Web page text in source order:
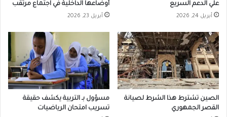
علي الدعم السريع
أبريل 24, 2026
أوضاعها الداخلية في اجتماع مرتقب
أبريل 23, 2026
الصين تشترط هذا الشرط لصيانة
القصر الجمهوري
مسؤول بـ التربية يكشف حقيقة
تسريب امتحان الرياضيات